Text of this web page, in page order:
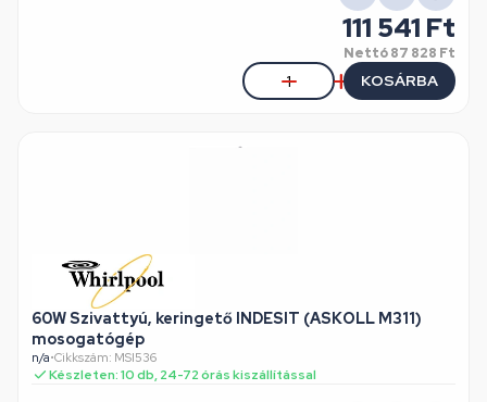
111 541 Ft
Nettó87 828 Ft
KOSÁRBA
60W Szivattyú, keringető INDESIT (ASKOLL M311)
mosogatógép
n/a•Cikkszám: MSI536
Készleten: 10 db, 24-72 órás kiszállítással